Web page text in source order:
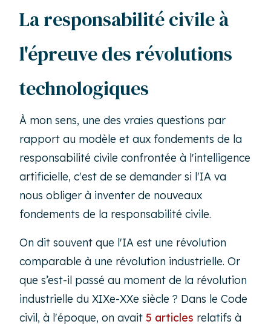
La responsabilité civile à
l'épreuve des révolutions
technologiques
À mon sens, une des vraies questions par
rapport au modèle et aux fondements de la
responsabilité civile confrontée à l'intelligence
artificielle, c'est de se demander si l'IA va
nous obliger à inventer de nouveaux
fondements de la responsabilité civile.
On dit souvent que l'IA est une révolution
comparable à une révolution industrielle. Or
que s’est-il passé au moment de la révolution
industrielle du XIXe-XXe siècle ? Dans le Code
civil, à l'époque, on avait 5 articles relatifs à